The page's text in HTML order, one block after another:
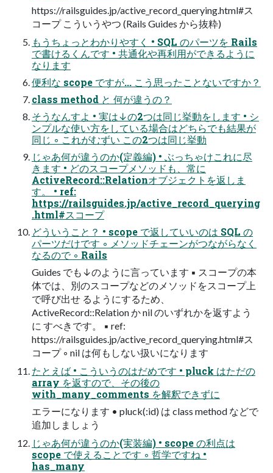
https://railsguides.jp/active_record_querying.html#ス
コープ こういうやつ (Rails Guides から抜粋)
もうちょっとわかりやすく • SQL のパーツを Rails
で書けるくんです • 共通化や再利用ができるように
なります
便利な scope ですが... こう思ったことないですか？
class method と 何が違うの？
そうなんすよ • 実は↓の2つは同じ挙動をします • シ
ンプルな使い方をしている場合はどちらでも結果が
同じ ◦ これがむずい この2つは同じ挙動
じゃあ何が違うのか(定義編) • ぶっちゃけこれに尽
きます • どのスコープメソッドも、常に
ActiveRecord::Relationオブジェクトを返しま
す。 • ref:
https://railsguides.jp/active_record_querying
.html#スコープ
どういうこと？ • scope で返していいのは SQL の
パーツだけです ◦ メソッドチェーンがつながらなく
なるので ◦ Rails
Guides でも↓のように言っています ▪ スコープの本
体では、別のスコープなどのメソッドをスコープ上
で呼び出せ るようにするため、
ActiveRecord::Relation か nil のいずれかを返すよう
に すべきです。 ▪ ref:
https://railsguides.jp/active_record_querying.html#ス
コープ ◦ nil は何もしない扱いになります
たとえば • こういうのはだめです • pluck はただの
array を返すので、その後の
with_many_comments を解釈できずに
エラーになります • pluck(:id) は class method などで
追加しましょう
じゃあ何が違うのか(実装編) • scope の利点は
scope で使えることです ◦ 哲学ですね •
has_many